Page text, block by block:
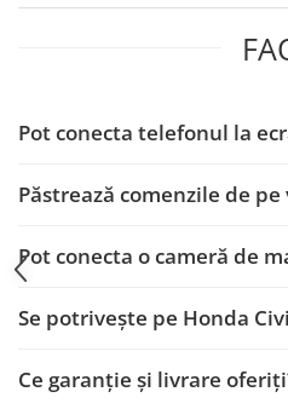
Isuzu
Subaru
Pot conecta telefonul la
Păstrează comenzile de pe
Pot conecta o cameră de
Se potrivește pe Honda
Ce garanție și livrare